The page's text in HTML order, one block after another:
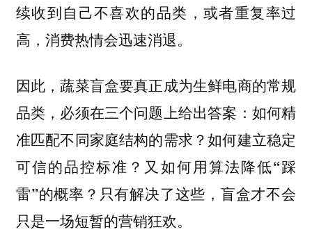
续收到自己不喜欢的品类，或者重复率过
高，消费热情会迅速消退。
因此，蔬菜盲盒要真正成为生鲜电商的常规
品类，必须在三个问题上给出答案： 如何精
准匹配不同家庭结构的需求？如何建立稳定
可信的品控标准？又如何用算法降低“踩
雷”的概率？只有解决了这些，盲盒才不会
只是一场短暂的营销狂欢。